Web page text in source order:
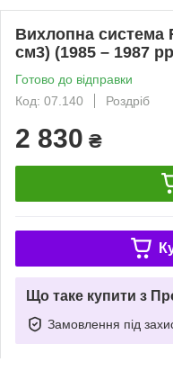
Вихлопна система
см3) (1985 – 1987
Готово до відправки
Код: 07.140
Роздріб
2 830 ₴
Що таке купити з
Замовлення під